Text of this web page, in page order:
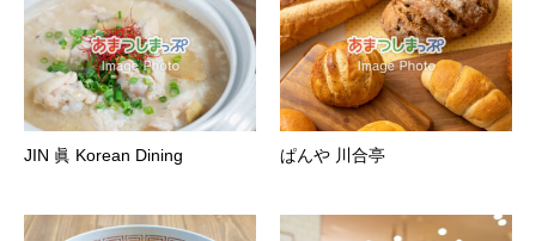
JIN 眞 Korean Dining ぱんや 川合亭